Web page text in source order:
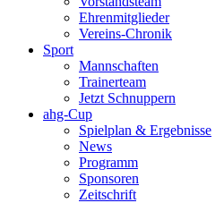
Ehrenmitglieder
Vereins-Chronik
Sport
Mannschaften
Trainerteam
Jetzt Schnuppern
ahg-Cup
Spielplan & Ergebnisse
News
Programm
Sponsoren
Zeitschrift